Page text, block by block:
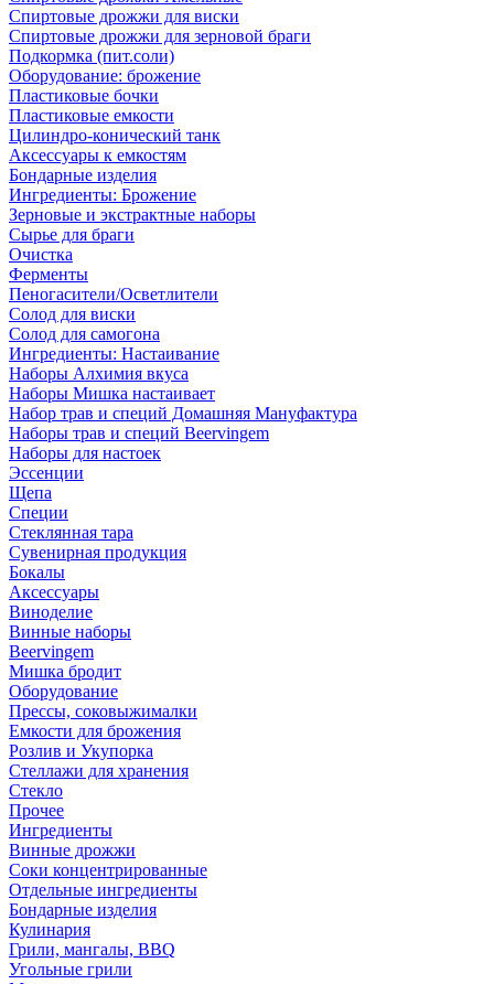
Спиртовые дрожжи для виски
Спиртовые дрожжи для зерновой браги
Подкормка (пит.соли)
Оборудование: брожение
Пластиковые бочки
Пластиковые емкости
Цилиндро-конический танк
Аксессуары к емкостям
Бондарные изделия
Ингредиенты: Брожение
Зерновые и экстрактные наборы
Сырье для браги
Очистка
Ферменты
Пеногасители/Осветлители
Солод для виски
Солод для самогона
Ингредиенты: Настаивание
Наборы Алхимия вкуса
Наборы Мишка настаивает
Набор трав и специй Домашняя Мануфактура
Наборы трав и специй Beervingem
Наборы для настоек
Эссенции
Щепа
Специи
Стеклянная тара
Сувенирная продукция
Бокалы
Аксессуары
Виноделие
Винные наборы
Beervingem
Мишка бродит
Оборудование
Прессы, соковыжималки
Емкости для брожения
Розлив и Укупорка
Стеллажи для хранения
Стекло
Прочее
Ингредиенты
Винные дрожжи
Соки концентрированные
Отдельные ингредиенты
Бондарные изделия
Кулинария
Грили, мангалы, BBQ
Угольные грили